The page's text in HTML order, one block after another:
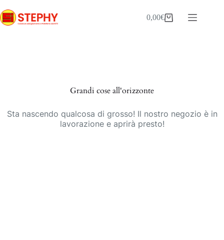
al
contenuto
Carrello
0,00€
Grandi cose all'orizzonte
Sta nascendo qualcosa di grosso! Il nostro negozio è in
lavorazione e aprirà presto!